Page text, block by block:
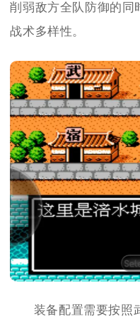
削弱敌方全队防御的同
战术多样性。
装备配置需要按照